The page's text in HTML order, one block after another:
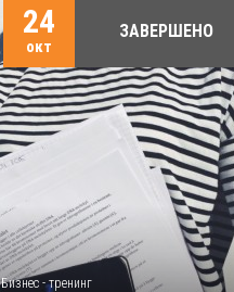
24
окт
ЗАВЕРШЕНО
Бизнес - тренинг